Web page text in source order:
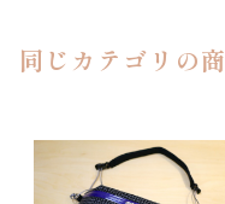
同じカテゴリの